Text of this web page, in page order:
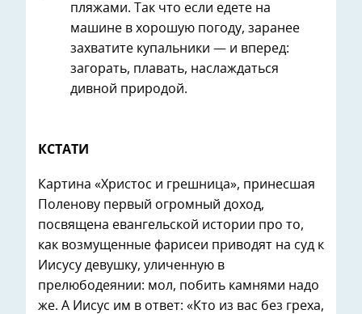
пляжами. Так что если едете на
машине в хорошую погоду, заранее
захватите купальники — и вперед:
загорать, плавать, наслаждаться
дивной природой.
КСТАТИ
Картина «Христос и грешница», принесшая
Поленову первый огромный доход,
посвящена евангельской истории про то,
как возмущенные фарисеи приводят на суд к
Иисусу девушку, уличенную в
прелюбодеянии: мол, побить камнями надо
же. А Иисус им в ответ: «Кто из вас без греха,